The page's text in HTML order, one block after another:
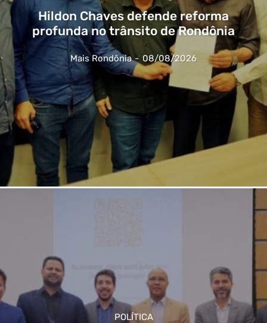
Hildon Chaves defende reforma
profunda no trânsito de Rondônia
Mais Rondônia - 08/08/2026
POLÍTICA